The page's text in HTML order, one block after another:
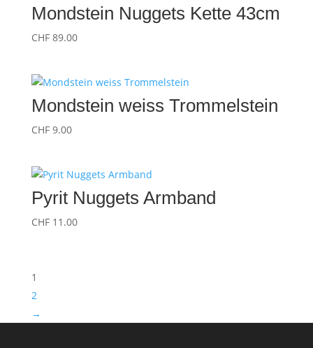
Mondstein Nuggets Kette 43cm
CHF89.00
Mondstein weiss Trommelstein
CHF9.00
Pyrit Nuggets Armband
CHF11.00
1
2
→